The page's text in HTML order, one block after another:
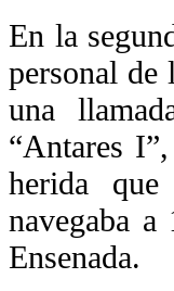
En la
personal de
una
“Antares
herida que
navegaba
Ensenada.